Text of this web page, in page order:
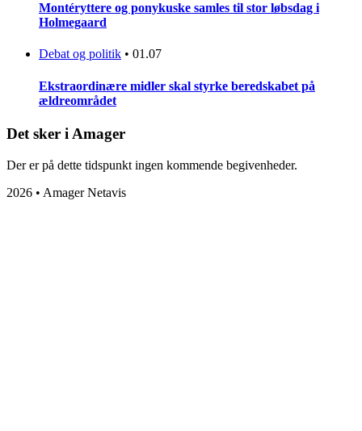
Montéryttere og ponykuske samles til stor løbsdag i
Holmegaard
Debat og politik • 01.07
Ekstraordinære midler skal styrke beredskabet på
ældreområdet
Det sker i Amager
Der er på dette tidspunkt ingen kommende begivenheder.
2026 • Amager Netavis